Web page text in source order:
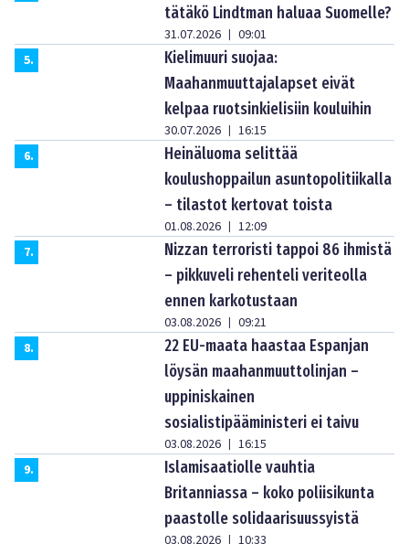
tätäkö Lindtman haluaa Suomelle?
31.07.2026 | 09:01
5.
Kielimuuri suojaa:
Maahanmuuttajalapset eivät
kelpaa ruotsinkielisiin kouluihin
30.07.2026 | 16:15
6.
Heinäluoma selittää
koulushoppailun asuntopolitiikalla
– tilastot kertovat toista
01.08.2026 | 12:09
7.
Nizzan terroristi tappoi 86 ihmistä
– pikkuveli rehenteli veriteolla
ennen karkotustaan
03.08.2026 | 09:21
8.
22 EU-maata haastaa Espanjan
löysän maahanmuuttolinjan –
uppiniskainen
sosialistipääministeri ei taivu
03.08.2026 | 16:15
9.
Islamisaatiolle vauhtia
Britanniassa – koko poliisikunta
paastolle solidaarisuussyistä
03.08.2026 | 10:33